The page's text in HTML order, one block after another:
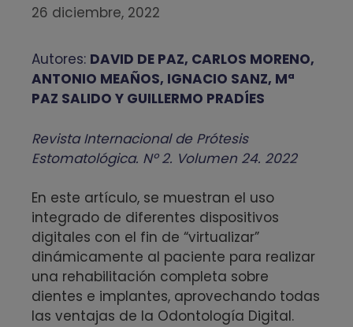
26 diciembre, 2022
Autores: DAVID DE PAZ, CARLOS MORENO,
ANTONIO MEAÑOS, IGNACIO SANZ, Mª
PAZ SALIDO Y GUILLERMO PRADÍES
Revista Internacional de Prótesis
Estomatológica. Nº 2. Volumen 24. 2022
En este artículo, se muestran el uso
integrado de diferentes dispositivos
digitales con el fin de “virtualizar”
dinámicamente al paciente para realizar
una rehabilitación completa sobre
dientes e implantes, aprovechando todas
las ventajas de la Odontología Digital.